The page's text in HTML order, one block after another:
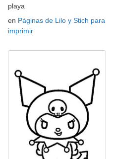
playa
en Páginas de Lilo y Stich para
imprimir